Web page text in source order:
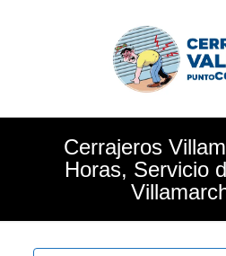
Cerrajeros
Horas, Servicio